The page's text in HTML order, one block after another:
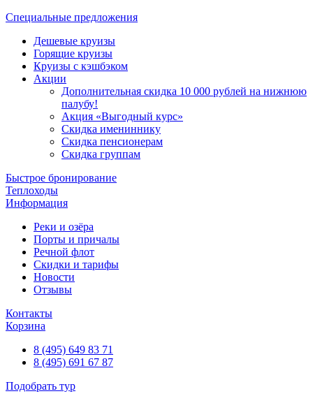
Специальные предложения
Дешевые круизы
Горящие круизы
Круизы с кэшбэком
Акции
Дополнительная скидка 10 000 рублей на нижнюю
палубу!
Акция «Выгодный курс»
Скидка имениннику
Скидка пенсионерам
Скидка группам
Быстрое бронирование
Теплоходы
Информация
Реки и озёра
Порты и причалы
Речной флот
Скидки и тарифы
Новости
Отзывы
Контакты
Корзина
8 (495) 649 83 71
8 (495) 691 67 87
Подобрать тур